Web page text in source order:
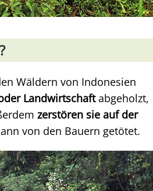
Wäldern von Indonesien
Landwirtschaftabgeholzt,
zerstören sie auf der
von den Bauern getötet.